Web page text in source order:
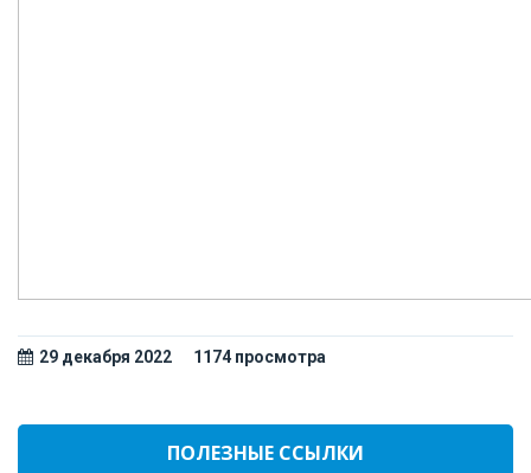
29 декабря 2022 1174 просмотрa
ПОЛЕЗНЫЕ ССЫЛКИ